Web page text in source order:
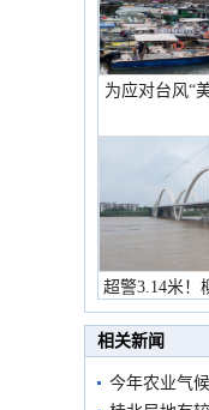
为应对台风“
超警3.14米！
市
相关新闻
今年农业气